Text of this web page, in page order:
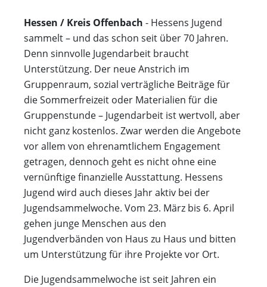
Hessen / Kreis Offenbach - Hessens Jugend
sammelt – und das schon seit über 70 Jahren.
Denn sinnvolle Jugendarbeit braucht
Unterstützung. Der neue Anstrich im
Gruppenraum, sozial verträgliche Beiträge für
die Sommerfreizeit oder Materialien für die
Gruppenstunde – Jugendarbeit ist wertvoll, aber
nicht ganz kostenlos. Zwar werden die Angebote
vor allem von ehrenamtlichem Engagement
getragen, dennoch geht es nicht ohne eine
vernünftige finanzielle Ausstattung. Hessens
Jugend wird auch dieses Jahr aktiv bei der
Jugendsammelwoche. Vom 23. März bis 6. April
gehen junge Menschen aus den
Jugendverbänden von Haus zu Haus und bitten
um Unterstützung für ihre Projekte vor Ort.
Die Jugendsammelwoche ist seit Jahren ein